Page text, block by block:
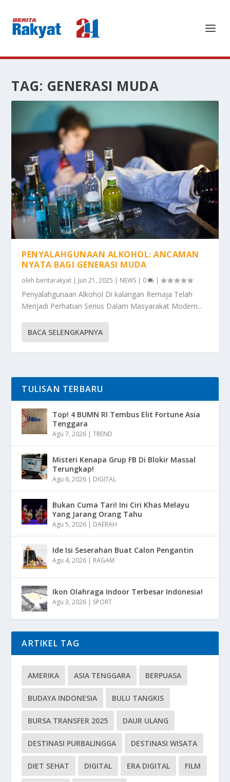
TAG: GENERASI MUDA
PENYALAHGUNAAN ALKOHOL: ANCAMAN
NYATA BAGI GENERASI MUDA
oleh beritarakyat | Jun 21, 2025 | NEWS | 0 |
Penyalahgunaan Alkohol Di kalangan Remaja Telah
Menjadi Perhatian Serius Dalam Masyarakat Modern...
BACA SELENGKAPNYA
TULISAN TERBARU
Top! 4 BUMN RI Tembus Elit Fortune Asia
Tenggara
Agu 7, 2026 |TREND
Misteri Kenapa Grup FB Di Blokir Massal
Terungkap!
Agu 6, 2026 | DIGITAL
Bukan Cuma Tari! Ini Ciri Khas Melayu
Yang Jarang Orang Tahu
Agu 5, 2026 | DAERAH
Ide Isi Seserahan Buat Calon Pengantin
Agu 4, 2026 | RAGAM
Ikon Olahraga Indoor Terbesar Indonesia!
Agu 3, 2026 | SPORT
ARTIKEL TAG
AMERIKA ASIA TENGGARA BERPUASA
BUDAYA INDONESIA BULU TANGKIS
BURSA TRANSFER 2025 DAUR ULANG
DESTINASI PURBALINGGA DESTINASI WISATA
DIET SEHAT DIGITAL ERA DIGITAL FILM